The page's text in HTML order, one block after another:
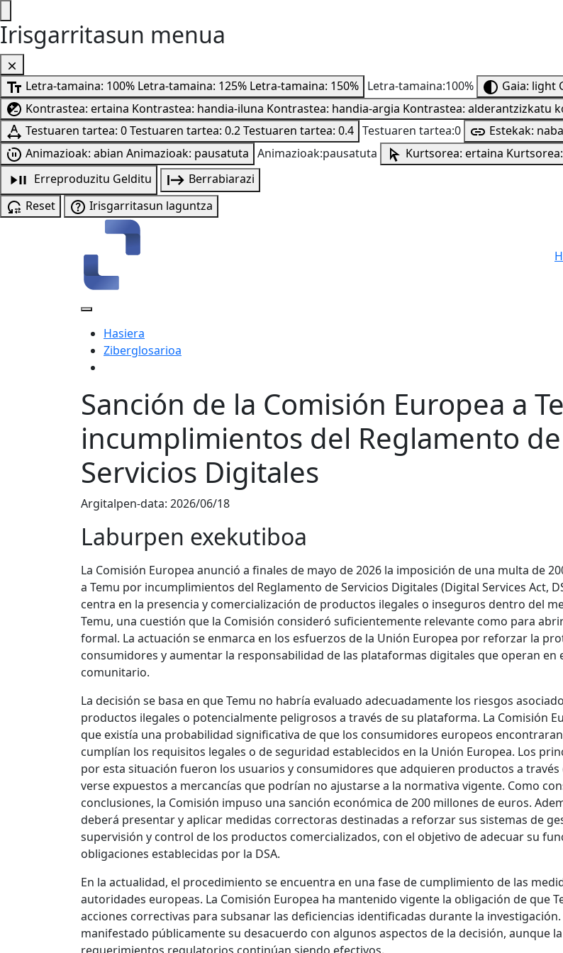
Irisgarritasun menua
Letra-tamaina: 100% Letra-tamaina: 125% Letra-tamaina: 150% Letra-tamaina:100% Gaia: light
Kontrastea: ertaina Kontrastea: handia-iluna Kontrastea: handia-argia Kontrastea: alderantzizkatu
Testuaren tartea: 0Testuaren tartea: 0.2Testuaren tartea: 0.4 Testuaren tartea:0 Estekak:
Animazioak: abian Animazioak: pausatuta Animazioak:pausatuta Kurtsorea: ertaina
Erreproduzitu Gelditu
Berrabiarazi
Reset
Irisgarritasun laguntza
Hasiera
Ziberglosarioa
Sanción de la Comisión Europea a
incumplimientos del Reglamento de
Servicios Digitales
Argitalpen-data: 2026/06/18
Laburpen exekutiboa
La Comisión Europea anunció a finales de mayo de 2026 la imposición de una multa de
a Temu por incumplimientos del Reglamento de Servicios Digitales (Digital Services Act,
centra en la presencia y comercialización de productos ilegales o inseguros dentro del
Temu, una cuestión que la Comisión consideró suficientemente relevante como para
formal. La actuación se enmarca en los esfuerzos de la Unión Europea por reforzar la
consumidores y aumentar la responsabilidad de las plataformas digitales que operan en
comunitario.
La decisión se basa en que Temu no habría evaluado adecuadamente los riesgos
productos ilegales o potencialmente peligrosos a través de su plataforma. La Comisión
que existía una probabilidad significativa de que los consumidores europeos
cumplían los requisitos legales o de seguridad establecidos en la Unión Europea. Los
por esta situación fueron los usuarios y consumidores que adquieren productos a través
verse expuestos a mercancías que podrían no ajustarse a la normativa vigente. Como
conclusiones, la Comisión impuso una sanción económica de 200 millones de euros.
deberá presentar y aplicar medidas correctoras destinadas a reforzar sus sistemas de
supervisión y control de los productos comercializados, con el objetivo de adecuar su
obligaciones establecidas por la DSA.
En la actualidad, el procedimiento se encuentra en una fase de cumplimiento de las
autoridades europeas. La Comisión Europea ha mantenido vigente la obligación de que
acciones correctivas para subsanar las deficiencias identificadas durante la investigación.
manifestado públicamente su desacuerdo con algunos aspectos de la decisión, aunque
requerimientos regulatorios continúan siendo efectivos.